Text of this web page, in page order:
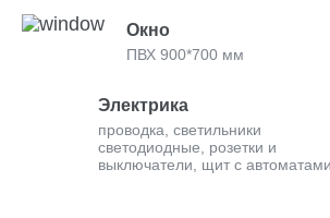
Окно
ПВХ 900*700 мм
Электрика
проводка, светильники
светодиодные, розетки и
выключатели, щит с автоматами